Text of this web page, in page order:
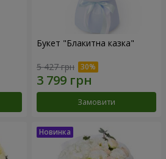
Букет "Блакитна казка"
5 427 грн
Замовити